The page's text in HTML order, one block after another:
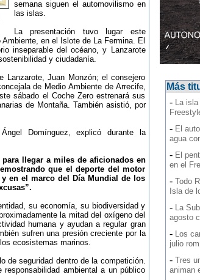
semana siguen el automovilismo en
las islas.
La presentación tuvo lugar este
en el Islote de La Fermina. El
inseparable del océano, y Lanzarote
y ciudadanía.
Lanzarote, Juan Monzón; el consejero
de Medio Ambiente de Arrecife,
sábado el Coche Zero estrenará sus
de Montaña. También asistió, por
Domínguez, explicó durante la
llegar a miles de aficionados en
que el deporte del motor
en el marco del Día Mundial de los
su economía, su biodiversidad y
la mitad del oxígeno del
humana y ayudan a regular gran
sufren una presión creciente por la
ecosistemas marinos.
de seguridad dentro de la competición.
ambiental a un público
Más
- La
- El
agua
- El
en el
- Todo
Isla de
- La
agosto
- Los
julio
- Tres
animan